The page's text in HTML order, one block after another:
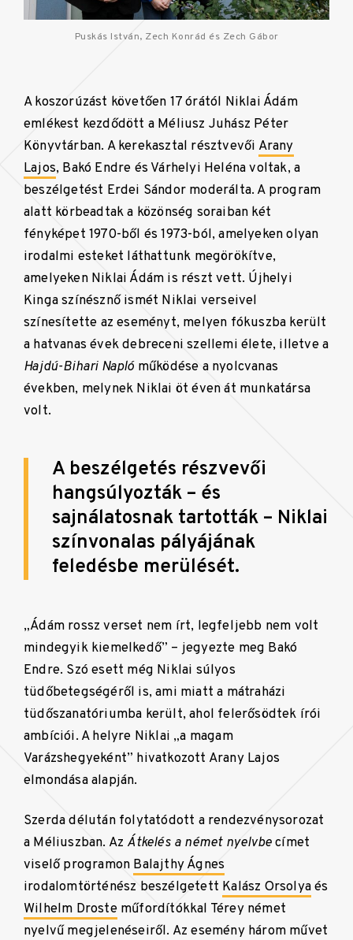
Puskás István, Zech Konrád és Zech Gábor
A koszorúzást követően 17 órától Niklai Ádám
emlékest kezdődött a Méliusz Juhász Péter
Könyvtárban. A kerekasztal résztvevői Arany
Lajos, Bakó Endre és Várhelyi Heléna voltak, a
beszélgetést Erdei Sándor moderálta. A program
alatt körbeadtak a közönség soraiban két
fényképet 1970-ből és 1973-ból, amelyeken olyan
irodalmi esteket láthattunk megörökítve,
amelyeken Niklai Ádám is részt vett. Újhelyi
Kinga színésznő ismét Niklai verseivel
színesítette az eseményt, melyen fókuszba került
a hatvanas évek debreceni szellemi élete, illetve a
Hajdú-Bihari Naplóműködése a nyolcvanas
években, melynek Niklai öt éven át munkatársa
volt.
A beszélgetés részvevői
hangsúlyozták – és
sajnálatosnak tartották – Niklai
színvonalas pályájának
feledésbe merülését.
„Ádám rossz verset nem írt, legfeljebb nem volt
mindegyik kiemelkedő” – jegyezte meg Bakó
Endre. Szó esett még Niklai súlyos
tüdőbetegségéről is, ami miatt a mátraházi
tüdőszanatóriumba került, ahol felerősödtek írói
ambíciói. A helyre Niklai „a magam
Varázshegyeként” hivatkozott Arany Lajos
elmondása alapján.
Szerda délután folytatódott a rendezvénysorozat
a Méliuszban. Az Átkelés a német nyelvbecímet
viselő programon Balajthy Ágnes
irodalomtörténész beszélgetett Kalász Orsolyaés
Wilhelm Drosteműfordítókkal Térey német
nyelvű megjelenéseiről. Az esemény három művet